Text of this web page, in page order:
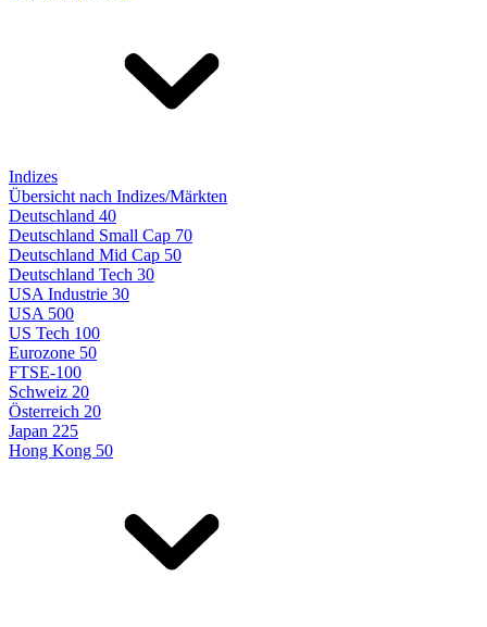
Indizes
Übersicht nach Indizes/Märkten
Deutschland 40
Deutschland Small Cap 70
Deutschland Mid Cap 50
Deutschland Tech 30
USA Industrie 30
USA 500
US Tech 100
Eurozone 50
FTSE-100
Schweiz 20
Österreich 20
Japan 225
Hong Kong 50